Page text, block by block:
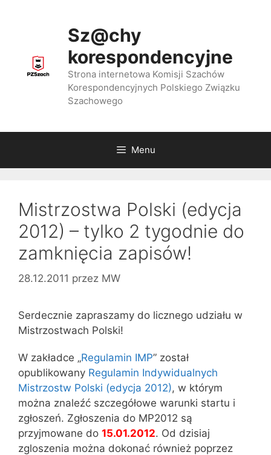
Sz@chy
korespondencyjne
Strona internetowa Komisji Szachów
Korespondencyjnych Polskiego Związku
Szachowego
Menu
Mistrzostwa Polski (edycja
2012) – tylko 2 tygodnie do
zamknięcia zapisów!
28.12.2011 przez MW
Serdecznie zapraszamy do licznego udziału w
Mistrzostwach Polski!
W zakładce „Regulamin IMP” został
opublikowany Regulamin Indywidualnych
Mistrzostw Polski (edycja 2012), w którym
można znaleźć szczegółowe warunki startu i
zgłoszeń. Zgłoszenia do MP2012 są
przyjmowane do 15.01.2012. Od dzisiaj
zgloszenia można dokonać również poprzez